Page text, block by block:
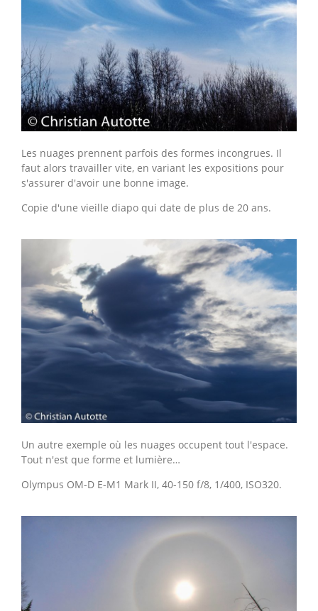
Les nuages prennent parfois des formes incongrues. Il
faut alors travailler vite, en variant les expositions pour
s'assurer d'avoir une bonne image.
Copie d'une vieille diapo qui date de plus de 20 ans.
Un autre exemple où les nuages occupent tout l'espace.
Tout n'est que forme et lumière…
Olympus OM-D E-M1 Mark II, 40-150 f/8, 1/400, ISO320.